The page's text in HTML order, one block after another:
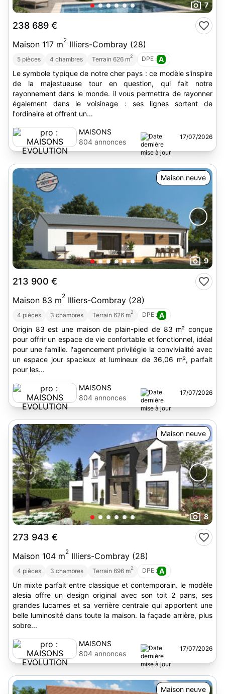
7
238 689 €
Maison 117 m2 Illiers-Combray (28)
5 pièces 4 chambres Terrain 626 m2 DPE : A
Le symbole typique de notre cher pays : ce modèle s'inspire
de la majestueuse tour en question, qui fait notre
rayonnement dans le monde. il vous permettra de rayonner
également dans le voisinage : ses lignes sortent de
l'ordinaire et offrent un...
MAISONS
EVOLUTION
804 annonces
17/07/2026
Maison neuve
9
213 900 €
Maison 83 m2 Illiers-Combray (28)
4 pièces 3 chambres Terrain 626 m2 DPE : A
Origin 83 est une maison de plain-pied de 83 m² conçue
pour offrir un espace de vie confortable et fonctionnel, idéal
pour une famille. l'agencement privilégie la convivialité avec
un espace jour spacieux et lumineux de 36,06 m², parfait
pour les...
MAISONS
EVOLUTION
804 annonces
17/07/2026
Maison neuve
8
273 943 €
Maison 104 m2 Illiers-Combray (28)
4 pièces 3 chambres Terrain 696 m2 DPE : A
Un mixte parfait entre classique et contemporain. le modèle
alesia offre un design original avec son toit 2 pans, ses
grandes lucarnes et sa verrière centrale qui apportent une
belle luminosité dans toute la maison. la façade arrière, plus
sobre...
MAISONS
EVOLUTION
804 annonces
17/07/2026
Maison neuve